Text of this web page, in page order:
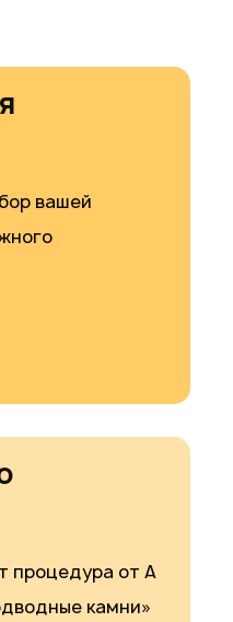
вашей
процедура от А
камни»